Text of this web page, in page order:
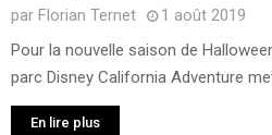
par Florian Ternet
1 août 2019
Pour la nouvelle saison de
parc Disney California Adventure
En lire plus